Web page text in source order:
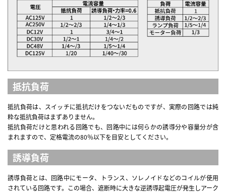
抵抗負荷
抵抗負荷は、スイッチに抵抗だけをつないだものですが、実際の回路では純
粋な抵抗負荷はまずありません。
抵抗負荷だけと思われる回路でも、回路中には何らかの誘導分や容量分が含
まれますので、定格電流の80％以下を目安としてください。
誘導負荷
誘導負荷とは、回路中にモータ、トランス、ソレノイドなどのコイルが使用
されている回路です。この場合、遮断時に大きな逆誘導起電圧が発生しアーク